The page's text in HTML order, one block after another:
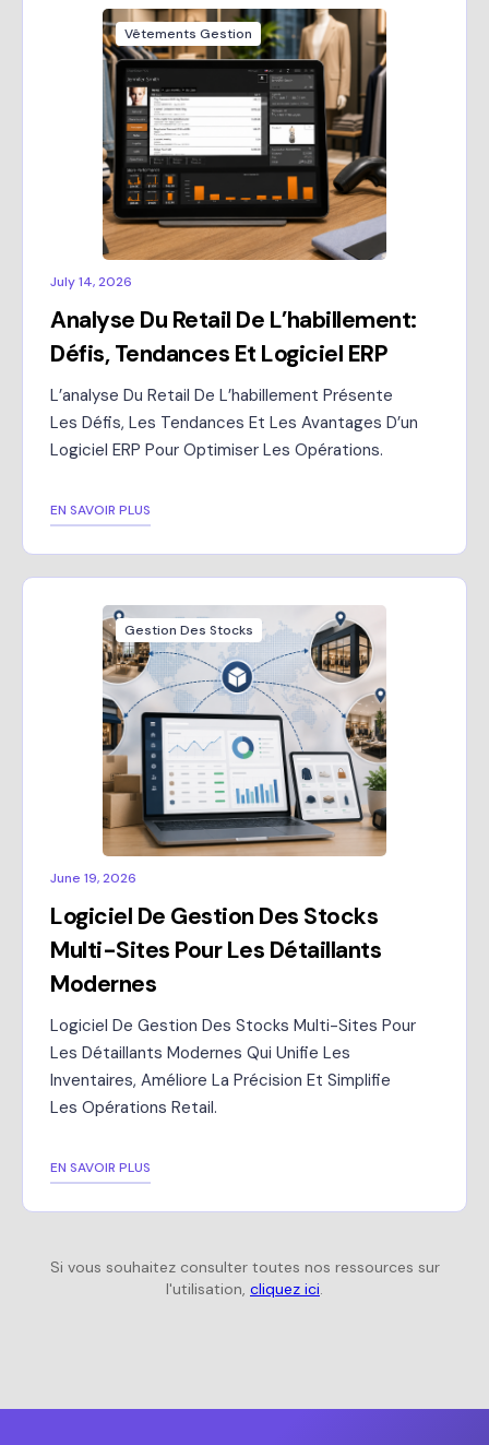
Vêtements Gestion
July 14, 2026
Analyse Du Retail De L’habillement:
Défis, Tendances Et Logiciel ERP
L’analyse Du Retail De L’habillement Présente
Les Défis, Les Tendances Et Les Avantages D’un
Logiciel ERP Pour Optimiser Les Opérations.
EN SAVOIR PLUS
Gestion Des Stocks
June 19, 2026
Logiciel De Gestion Des Stocks
Multi-Sites Pour Les Détaillants
Modernes
Logiciel De Gestion Des Stocks Multi-Sites Pour
Les Détaillants Modernes Qui Unifie Les
Inventaires, Améliore La Précision Et Simplifie
Les Opérations Retail.
EN SAVOIR PLUS
Si vous souhaitez consulter toutes nos ressources sur
l'utilisation, cliquez ici.